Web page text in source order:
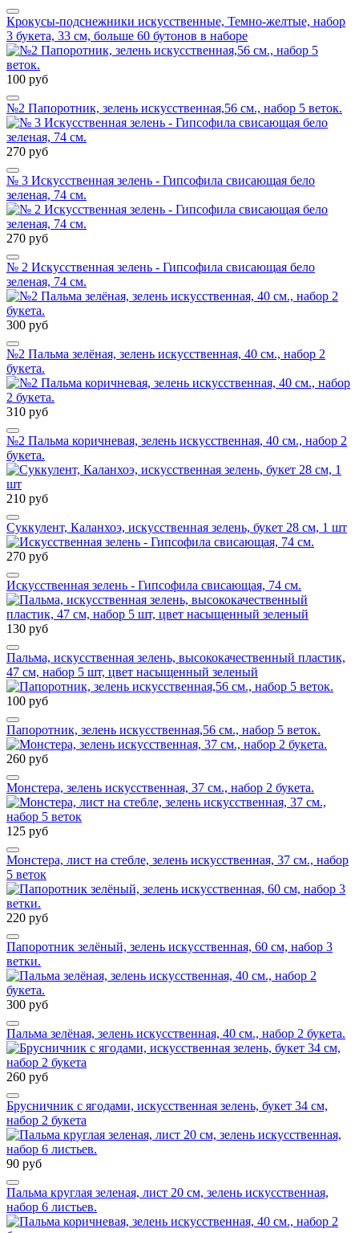
Крокусы-подснежники искусственные, Темно-желтые, набор
3 букета, 33 см, больше 60 бутонов в наборе
100 руб
№2 Папоротник, зелень искусственная,56 см., набор 5 веток.
270 руб
№ 3 Искусственная зелень - Гипсофила свисающая бело
зеленая, 74 см.
270 руб
№ 2 Искусственная зелень - Гипсофила свисающая бело
зеленая, 74 см.
300 руб
№2 Пальма зелёная, зелень искусственная, 40 см., набор 2
букета.
310 руб
№2 Пальма коричневая, зелень искусственная, 40 см., набор 2
букета.
210 руб
Суккулент, Каланхоэ, искусственная зелень, букет 28 см, 1 шт
270 руб
Искусственная зелень - Гипсофила свисающая, 74 см.
130 руб
Пальма, искусственная зелень, высококачественный пластик,
47 см, набор 5 шт, цвет насыщенный зеленый
100 руб
Папоротник, зелень искусственная,56 см., набор 5 веток.
260 руб
Монстера, зелень искусственная, 37 см., набор 2 букета.
125 руб
Монстера, лист на стебле, зелень искусственная, 37 см., набор
5 веток
220 руб
Папоротник зелёный, зелень искусственная, 60 см, набор 3
ветки.
300 руб
Пальма зелёная, зелень искусственная, 40 см., набор 2 букета.
260 руб
Брусничник с ягодами, искусственная зелень, букет 34 см,
набор 2 букета
90 руб
Пальма круглая зеленая, лист 20 см, зелень искусственная,
набор 6 листьев.